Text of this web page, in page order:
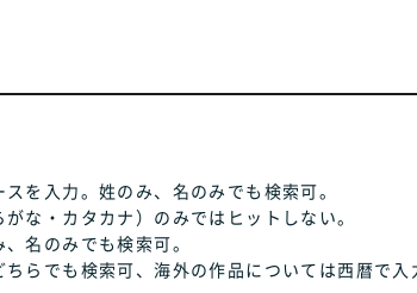
を入力。姓のみ、名のみでも検索可。
な・カタカナ）のみではヒットしない。
名のみでも検索可。
らでも検索可、海外の作品については西暦で入